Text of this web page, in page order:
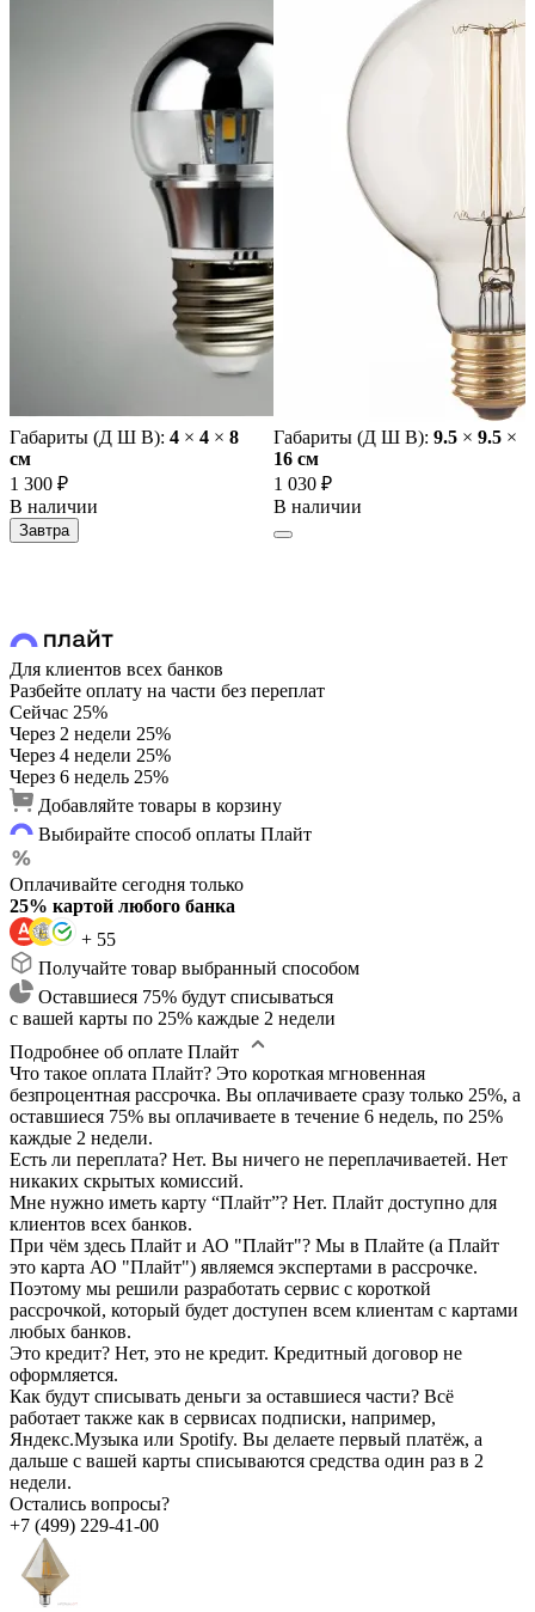
Габариты (Д Ш В): 4 × 4 × 8
cм
1 300 ₽
В наличии
Завтра
Габариты (Д Ш В): 9.5 × 9.5 ×
16 cм
1 030 ₽
В наличии
Для клиентов всех банков
Разбейте оплату на части без переплат
Сейчас 25%
Через 2 недели 25%
Через 4 недели 25%
Через 6 недель 25%
Добавляйте товары в корзину
Выбирайте способ оплаты Плайт
Оплачивайте сегодня только
25% картой любого банка
+ 55
Получайте товар выбранный способом
Оставшиеся 75% будут списываться
с вашей карты по 25% каждые 2 недели
Подробнее об оплате Плайт
Что такое оплата Плайт? Это короткая мгновенная
безпроцентная рассрочка. Вы оплачиваете сразу только 25%, а
оставшиеся 75% вы оплачиваете в течение 6 недель, по 25%
каждые 2 недели.
Есть ли переплата? Нет. Вы ничего не переплачиваетей. Нет
никаких скрытых комиссий.
Мне нужно иметь карту “Плайт”? Нет. Плайт доступно для
клиентов всех банков.
При чём здесь Плайт и АО "Плайт"? Мы в Плайте (а Плайт
это карта АО "Плайт") являемся экспертами в рассрочке.
Поэтому мы решили разработать сервис с короткой
рассрочкой, который будет доступен всем клиентам с картами
любых банков.
Это кредит? Нет, это не кредит. Кредитный договор не
оформляется.
Как будут списывать деньги за оставшиеся части? Всё
работает также как в сервисах подписки, например,
Яндекс.Музыка или Spotify. Вы делаете первый платёж, а
дальше с вашей карты списываются средства один раз в 2
недели.
Остались вопросы?
+7 (499) 229-41-00